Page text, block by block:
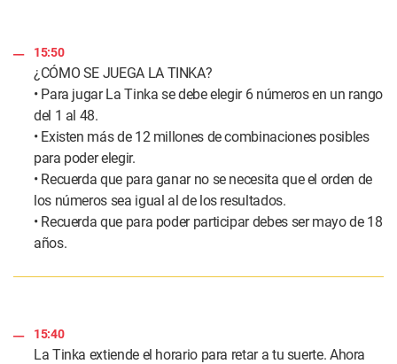
15:50
¿CÓMO SE JUEGA LA TINKA?
• Para jugar La Tinka se debe elegir 6 números en un rango
del 1 al 48.
• Existen más de 12 millones de combinaciones posibles
para poder elegir.
• Recuerda que para ganar no se necesita que el orden de
los números sea igual al de los resultados.
• Recuerda que para poder participar debes ser mayo de 18
años.
15:40
La Tinka extiende el horario para retar a tu suerte. Ahora